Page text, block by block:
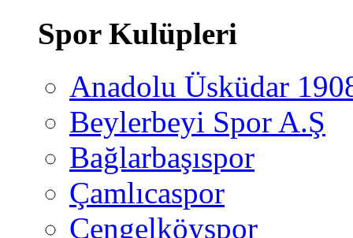
Spor Kulüpleri
Anadolu Üsküdar
Beylerbeyi Spor A.Ş
Bağlarbaşıspor
Çamlıcaspor
Çengelköyspor